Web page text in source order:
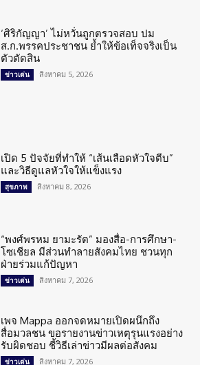
‘ศิริกัญญา’ ไม่หวั่นถูกตรวจสอบ ปม
ส.ก.พรรคประชาชน ย้ำให้ข้อเท็จจริงเป็น
ตัวตัดสิน
ข่าวเด่น สิงหาคม 5, 2026
เปิด 5 ปัจจัยที่ทำให้ “เส้นเลือดหัวใจตีบ”
และวิธีดูแลหัวใจให้แข็งแรง
สุขภาพ สิงหาคม 8, 2026
“พงศ์พรหม ยามะรัต” มองสื่อ-การศึกษา-
โซเชียล มีส่วนทำลายสังคมไทย ชวนทุก
ฝ่ายร่วมแก้ปัญหา
ข่าวเด่น สิงหาคม 7, 2026
เพจ Mappa ออกจดหมายเปิดผนึกถึง
สื่อมวลชน ขอรายงานข่าวเหตุรุนแรงอย่าง
รับผิดชอบ ชี้วิธีเล่าข่าวมีผลต่อสังคม
ข่าวเด่น สิงหาคม 7, 2026